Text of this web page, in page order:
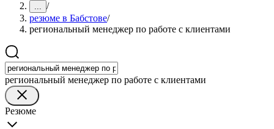
... /
резюме в Бабстове/
региональный менеджер по работе с клиентами
региональный менеджер по работе с клиентами
Резюме